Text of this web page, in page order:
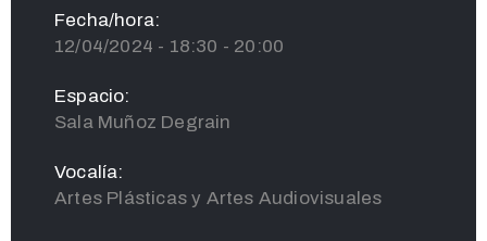
Fecha/hora:
12/04/2024 - 18:30 - 20:00
Espacio:
Sala Muñoz Degrain
Vocalía:
Artes Plásticas y Artes Audiovisuales